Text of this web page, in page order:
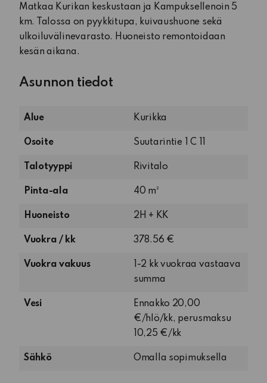
Matkaa Kurikan keskustaan ja Kampuksellenoin 5
km. Talossa on pyykkitupa, kuivaushuone sekä
ulkoiluvälinevarasto. Huoneisto remontoidaan
kesän aikana.
Asunnon tiedot
Alue Kurikka
Osoite Suutarintie 1 C 11
Talotyyppi Rivitalo
Pinta-ala 40 m²
Huoneisto 2H + KK
2
ja
keittokomero
Vuokra / kk 378.56 €
Vuokra vakuus
1-2 kk vuokraa vastaava
summa
Vesi
Ennakko 20,00
€/hlö/kk, perusmaksu
10,25 €/kk
Sähkö Omalla sopimuksella